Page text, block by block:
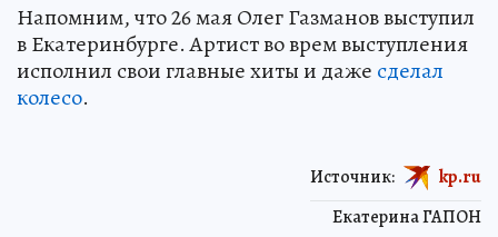
Напомним, что 26 мая Олег Газманов выступил
в Екатеринбурге. Артист во врем выступления
исполнил свои главные хиты и даже сделал
колесо.
Екатерина ГАПОН
Источник: kp.ru